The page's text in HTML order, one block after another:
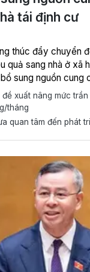
tái định cư
thúc đẩy chuyển
quả sang nhà ở xã
sung nguồn cung
xuất nâng mức
tháng
quan tâm đến phát